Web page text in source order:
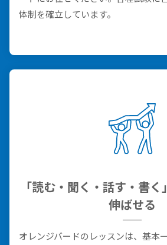
体制を確立しています。
「読む・聞く・話す・書
伸ばせる
オレンジバードのレッスンは、基本